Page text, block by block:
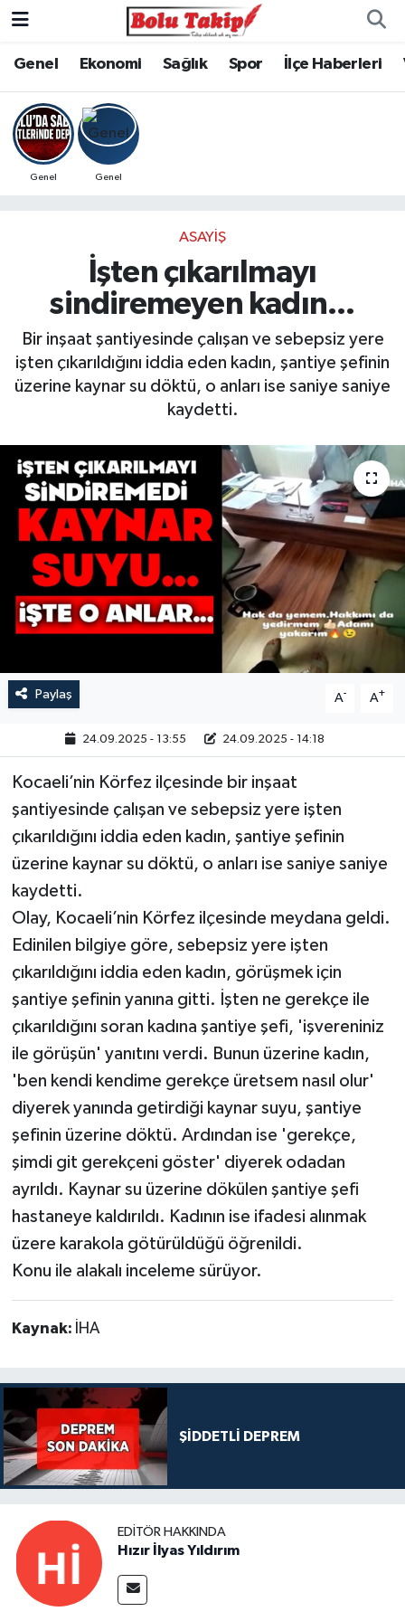
Genel Ekonomi Sağlık Spor İlçe Haberleri
Genel Genel
ASAYIŞ
İşten çıkarılmayı
sindiremeyen kadın...
Bir inşaat şantiyesinde çalışan ve sebepsiz yere
işten çıkarıldığını iddia eden kadın, şantiye şefinin
üzerine kaynar su döktü, o anları ise saniye saniye
kaydetti.
Paylaş A- A+
24.09.2025 - 13:55 24.09.2025 - 14:18
Kocaeli’nin Körfez ilçesinde bir inşaat
şantiyesinde çalışan ve sebepsiz yere işten
çıkarıldığını iddia eden kadın, şantiye şefinin
üzerine kaynar su döktü, o anları ise saniye saniye
kaydetti.
Olay, Kocaeli’nin Körfez ilçesinde meydana geldi.
Edinilen bilgiye göre, sebepsiz yere işten
çıkarıldığını iddia eden kadın, görüşmek için
şantiye şefinin yanına gitti. İşten ne gerekçe ile
çıkarıldığını soran kadına şantiye şefi, 'işvereniniz
ile görüşün' yanıtını verdi. Bunun üzerine kadın,
'ben kendi kendime gerekçe üretsem nasıl olur'
diyerek yanında getirdiği kaynar suyu, şantiye
şefinin üzerine döktü. Ardından ise 'gerekçe,
şimdi git gerekçeni göster' diyerek odadan
ayrıldı. Kaynar su üzerine dökülen şantiye şefi
hastaneye kaldırıldı. Kadının ise ifadesi alınmak
üzere karakola götürüldüğü öğrenildi.
Konu ile alakalı inceleme sürüyor.
Kaynak: İHA
ŞİDDETLİ DEPREM
EDITÖR HAKKINDA
Hızır İlyas Yıldırım